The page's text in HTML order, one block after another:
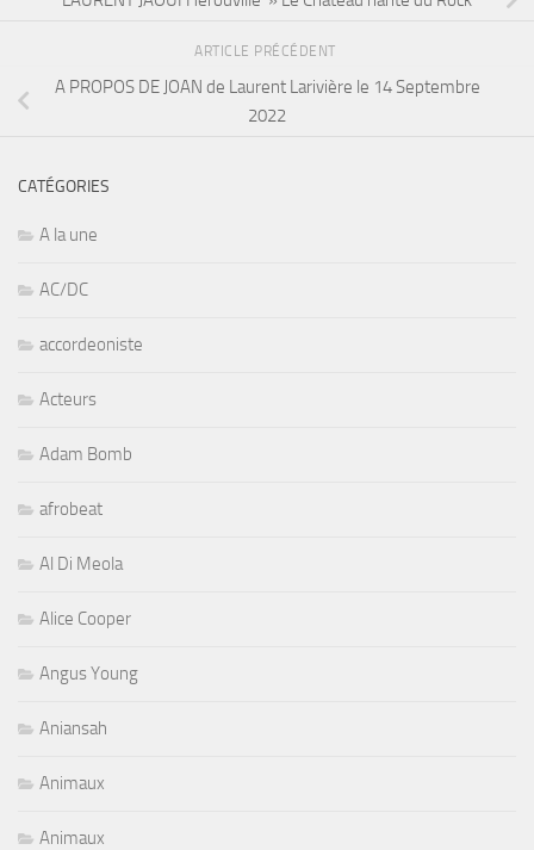
ARTICLE PRÉCÉDENT
A PROPOS DE JOAN de Laurent Larivière le 14 Septembre
2022
CATÉGORIES
A la une
AC/DC
accordeoniste
Acteurs
Adam Bomb
afrobeat
Al Di Meola
Alice Cooper
Angus Young
Aniansah
Animaux
Animaux